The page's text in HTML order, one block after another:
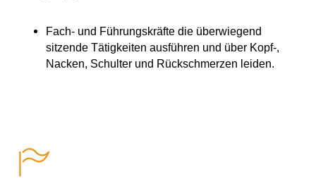
Fach- und Führungskräfte die überwiegend
sitzende Tätigkeiten ausführen und über Kopf-,
Nacken, Schulter und Rückschmerzen leiden.